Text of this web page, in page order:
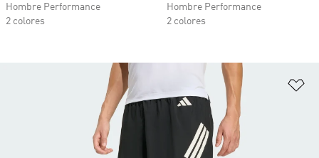
Hombre Performance
2 colores
Hombre Performance
2 colores